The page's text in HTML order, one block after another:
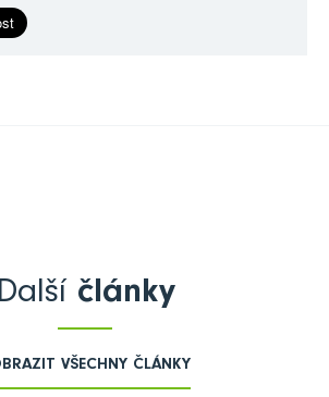
Další články
VŠECHNY ČLÁNKY